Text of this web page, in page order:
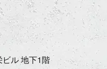
ル 地下1階